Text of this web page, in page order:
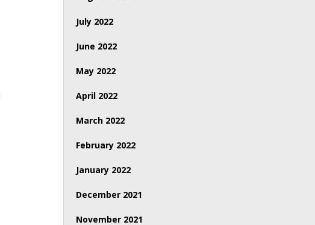
July 2022
June 2022
May 2022
April 2022
March 2022
February 2022
January 2022
December 2021
November 2021